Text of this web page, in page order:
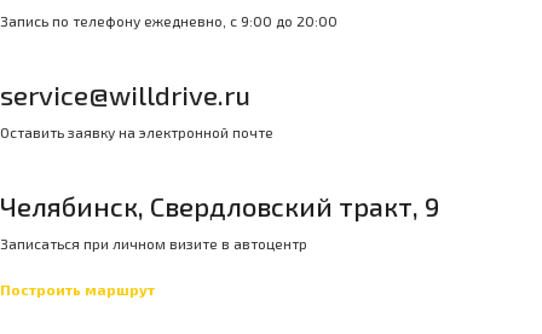
Запись по телефону ежедневно, с 9:00 до 20:00
service@willdrive.ru
Оставить заявку на электронной почте
Челябинск, Свердловский тракт, 9
Записаться при личном визите в автоцентр
Построить маршрут